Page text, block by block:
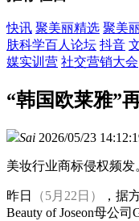
快讯 聚美丽精选 聚美
肤科学百人论坛 抖音
媒实训营 社交营销大会
“韩国欧莱雅”
Sai 2026/05/23
美妆行业商标侵权频发
昨日 （5月22日）
，据
Beauty of Joseon母公司